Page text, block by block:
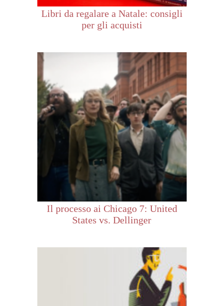
Libri da regalare a Natale: consigli
per gli acquisti
Il processo ai Chicago 7: United
States vs. Dellinger